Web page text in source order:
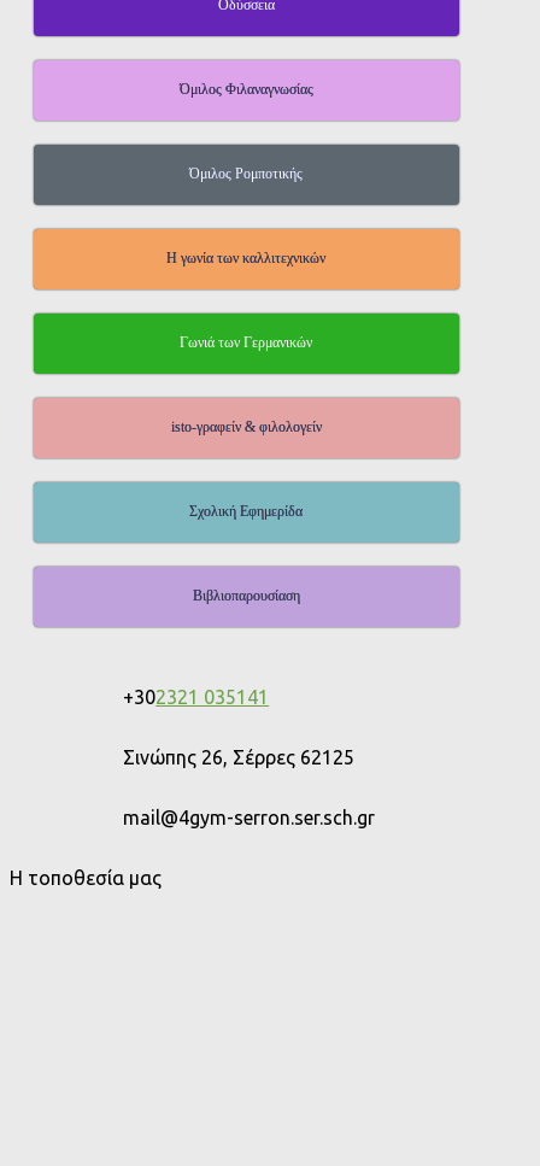
Οδύσσεια
Όμιλος Φιλαναγνωσίας
Όμιλος Ρομποτικής
Η γωνία των καλλιτεχνικών
Γωνιά των Γερμανικών
isto-γραφείν & φιλολογείν
Σχολική Εφημερίδα
Βιβλιοπαρουσίαση
+302321 035141
Σινώπης 26, Σέρρες 62125
mail@4gym-serron.ser.sch.gr
Η τοποθεσία μας